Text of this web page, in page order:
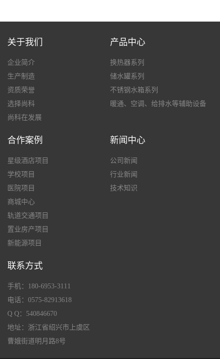
关于我们
企业简介
生产制造
资质荣誉
选择尚科
尚科在发展
产品中心
换热器系列
储水罐系列
不锈钢水箱系列
暖通、空调、给排水等辅助设备
合作案例
星级酒店项目
学校项目
医院项目
商城中心
轨道交通项目
置业房产项目
新能源项目
新闻中心
公司新闻
行业新闻
技术知识
联系方式
手机：180-6953-3111
电话：0575-82913618
Q Q：540846670
地址：浙江省绍兴市上虞区
曹娥街道明月路8号